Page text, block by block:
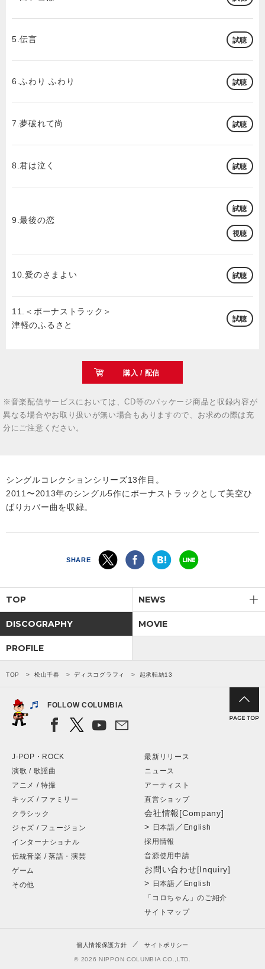
5.伝言 試聴
6.ふわり ふわり 試聴
7.夢破れて尚 試聴
8.君は泣く 試聴
9.最後の恋
試聴
視聴
10.愛のさまよい 試聴
11.＜ボーナストラック＞
津軽のふるさと
試聴
購入 / 配信
※音楽配信サービスにおいては、CD等のパッケージ商品と収録内容が
異なる場合やお取り扱いが無い場合もありますので、お求めの際は充
分にご注意ください。
シングルコレクションシリーズ13作目。
2011〜2013年のシングル5作にボーナストラックとして美空ひ
ばりカバー曲を収録。
SHARE
TOP NEWS
DISCOGRAPHY MOVIE
PROFILE
TOP 松山千春 ディスコグラフィ 起承転結13
FOLLOW COLUMBIA
J-POP・ROCK
演歌 / 歌謡曲
アニメ / 特撮
キッズ / ファミリー
クラシック
ジャズ / フュージョン
インターナショナル
伝統音楽 / 落語・演芸
ゲーム
その他
最新リリース
ニュース
アーティスト
直営ショップ
会社情報[Company]
> 日本語 ／ English
採用情報
音源使用申請
お問い合わせ[Inquiry]
> 日本語 ／ English
「コロちゃん」のご紹介
サイトマップ
個人情報保護方針 サイトポリシー
© 2026 NIPPON COLUMBIA CO.,LTD.